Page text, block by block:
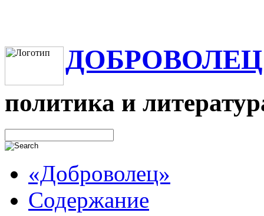
ДОБРОВОЛЕЦ
политика и
«Доброволец»
Содержание